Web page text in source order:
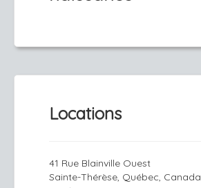
Locations
41 Rue Blainville Ouest
Sainte-Thérèse, Québec, Canada